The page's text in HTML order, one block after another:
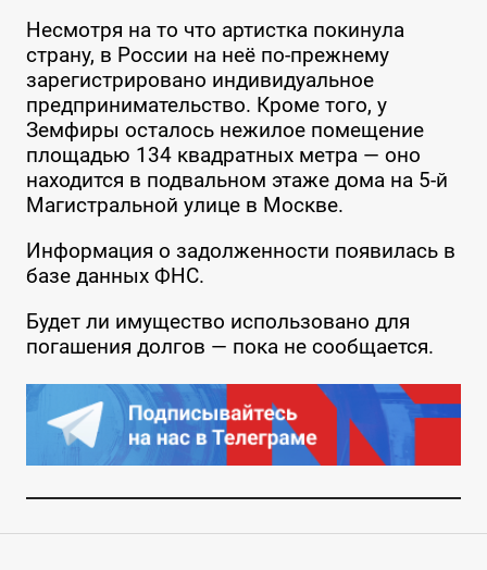
Несмотря на то что артистка покинула
страну, в России на неё по-прежнему
зарегистрировано индивидуальное
предпринимательство. Кроме того, у
Земфиры осталось нежилое помещение
площадью 134 квадратных метра — оно
находится в подвальном этаже дома на 5-й
Магистральной улице в Москве.
Информация о задолженности появилась в
базе данных ФНС.
Будет ли имущество использовано для
погашения долгов — пока не сообщается.